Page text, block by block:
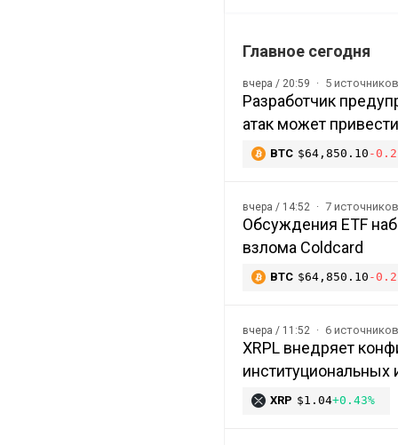
Главное сегодня
вчера / 20:59 5
Разработчик
атак может
BTC $64,850.10 -
вчера / 14:52 7
Обсуждения ETF
взлома Coldcard
BTC $64,850.10 -
вчера / 11:52 6
XRPL внедряет
институциональных
XRP $1.04+0.43%